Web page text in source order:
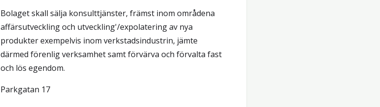
Bolaget skall sälja konsulttjänster, främst inom områdena
affärsutveckling och utveckling'/expolatering av nya
produkter exempelvis inom verkstadsindustrin, jämte
därmed förenlig verksamhet samt förvärva och förvalta fast
och lös egendom.
Parkgatan 17